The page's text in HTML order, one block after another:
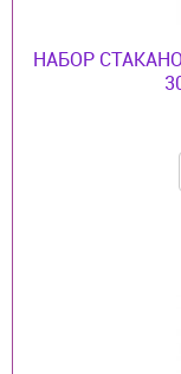
НАБОР